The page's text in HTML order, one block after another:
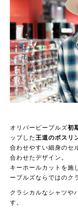
オリバーピープルズ初
ップした王道のボスリ
合わせやすい細身のセ
合わせたデザイン。
キーホールカットを施
ープルズならではのク
クラシカルなシャツや
す。